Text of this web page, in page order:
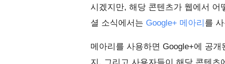
시겠지만, 해당 콘텐츠가 웹에서 어
셜 소식에서는 Google+ 메아리 를
메아리를 사용하면 Google+에 공